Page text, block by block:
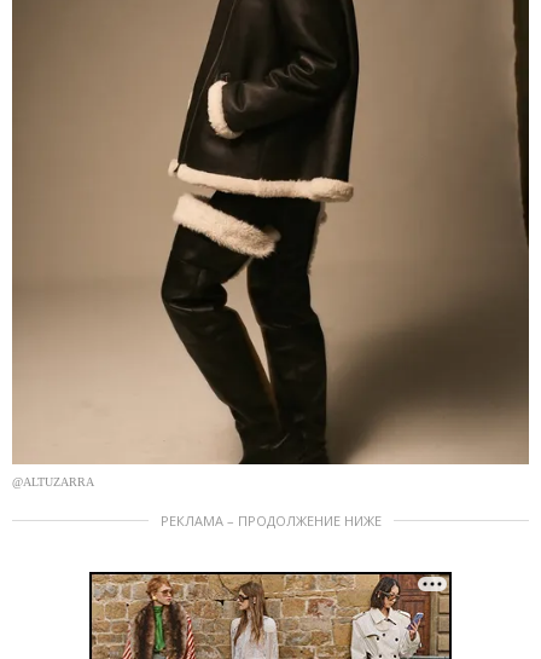
@ALTUZARRA
РЕКЛАМА – ПРОДОЛЖЕНИЕ НИЖЕ